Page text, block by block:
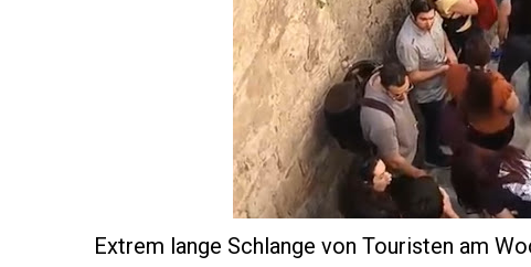
Extrem lange Schlange von Touristen am